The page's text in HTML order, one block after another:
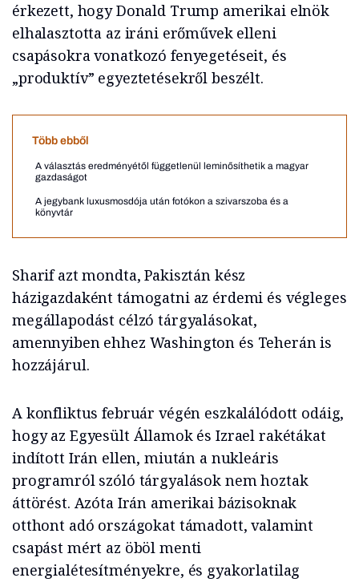
érkezett, hogy Donald Trump amerikai elnök
elhalasztotta az iráni erőművek elleni
csapásokra vonatkozó fenyegetéseit, és
„produktív” egyeztetésekről beszélt.
Több ebből
A választás eredményétől függetlenül leminősíthetik a magyar
gazdaságot
A jegybank luxusmosdója után fotókon a szivarszoba és a
könyvtár
Sharif azt mondta, Pakisztán kész
házigazdaként támogatni az érdemi és végleges
megállapodást célzó tárgyalásokat,
amennyiben ehhez Washington és Teherán is
hozzájárul.
A konfliktus február végén eszkalálódott odáig,
hogy az Egyesült Államok és Izrael rakétákat
indított Irán ellen, miután a nukleáris
programról szóló tárgyalások nem hoztak
áttörést. Azóta Irán amerikai bázisoknak
otthont adó országokat támadott, valamint
csapást mért az öböl menti
energialétesítményekre, és gyakorlatilag